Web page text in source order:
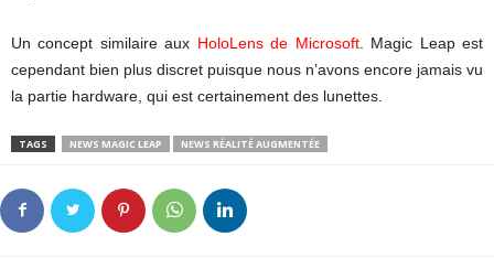
Un concept similaire aux HoloLens de Microsoft. Magic Leap est
cependant bien plus discret puisque nous n’avons encore jamais vu
la partie hardware, qui est certainement des lunettes.
TAGS NEWS MAGIC LEAP NEWS RÉALITÉ AUGMENTÉE